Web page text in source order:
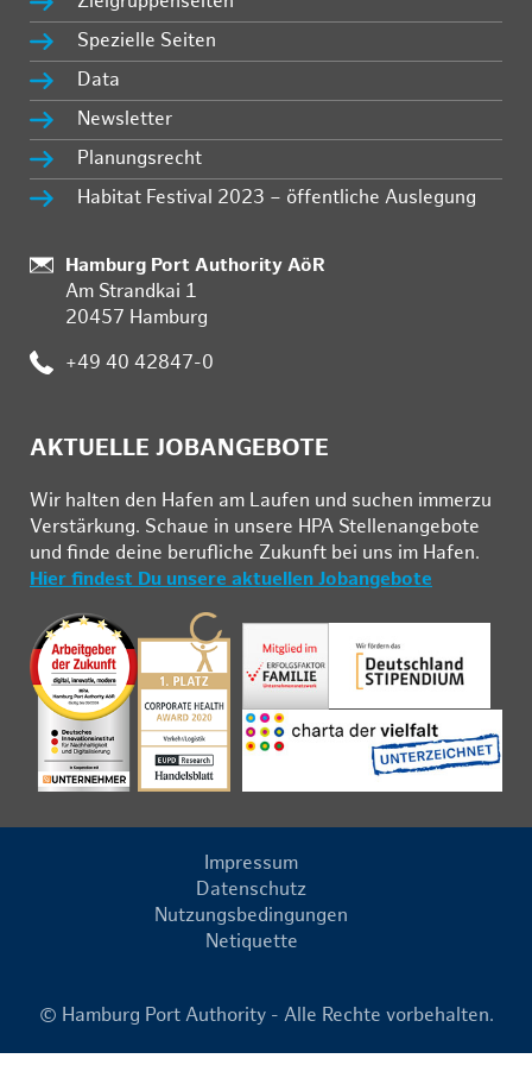
Spezielle Seiten
Data
Newsletter
Planungsrecht
Habitat Festival 2023 – öffentliche Auslegung
:
Hamburg Port Authority AöR
Am Strandkai 1
20457 Hamburg
: +49 40 42847-0
AKTUELLE JOBANGEBOTE
Wir hal­ten den Ha­fen am Lau­fen und su­chen im­mer­zu
Ver­stär­kung. Schau­e in un­se­re HPA Stel­len­an­ge­bo­te
und fin­de deine be­ruf­li­che Zu­kunft bei uns im Ha­fen.
Hier findest Du unsere aktuellen Jobangebote
Impressum
Datenschutz
Nutzungsbedingungen
Netiquette
© Hamburg Port Authority - Alle Rechte vorbehalten.